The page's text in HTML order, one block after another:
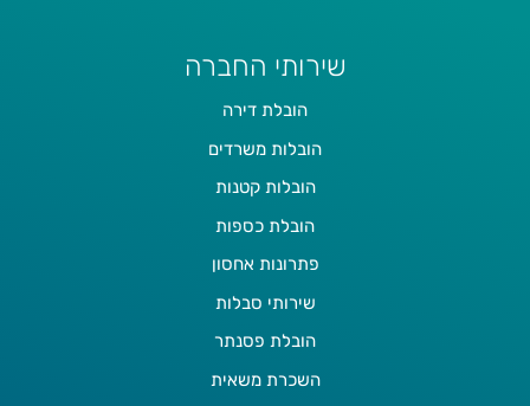
שירותי החברה
הובלת דירה
הובלות משרדים
הובלות קטנות
הובלת כספות
פתרונות אחסון
שירותי סבלות
הובלת פסנתר
השכרת משאית